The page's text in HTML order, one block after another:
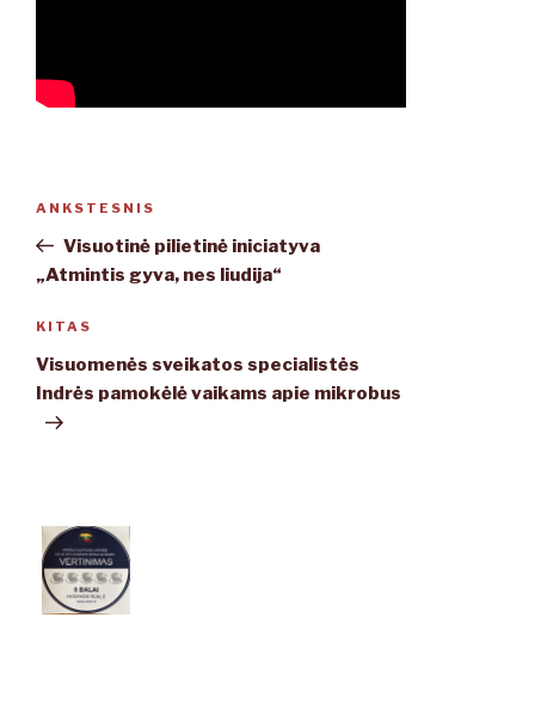
Navigacija
įrašų
Ankstesnis
įrašas
ANKSTESNIS
Visuotinė pilietinė iniciatyva
„Atmintis gyva, nes liudija“
Kitas
įrašas
KITAS
Visuomenės sveikatos specialistės
Indrės pamokėlė vaikams apie mikrobus